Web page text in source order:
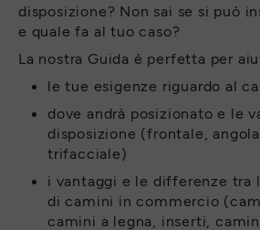
disposizione? Non sai se si può
e quale fa al tuo caso?
La nostra Guida è perfetta per
le tue esigenze riguardo al
dove andrà posizionato e le
disposizione (frontale,
trifacciale)
i vantaggi e le differenze tra
di camini in commercio
camini a legna, inserti,